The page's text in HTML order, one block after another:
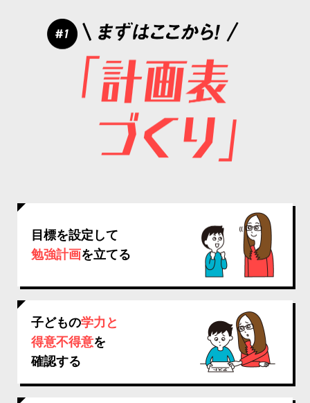
目標を設定して
勉強計画を立てる
子どもの学力と
得意不得意を
確認する